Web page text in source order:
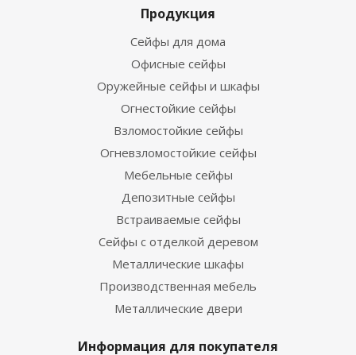
Продукция
Сейфы для дома
Офисные сейфы
Оружейные сейфы и шкафы
Огнестойкие сейфы
Взломостойкие сейфы
Огневзломостойкие сейфы
Мебельные сейфы
Депозитные сейфы
Встраиваемые сейфы
Сейфы с отделкой деревом
Металлические шкафы
Производственная мебель
Металлические двери
Информация для покупателя